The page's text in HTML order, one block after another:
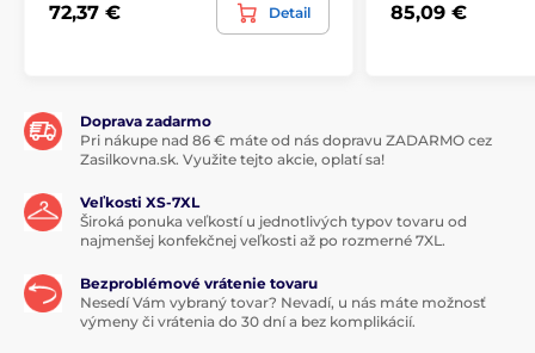
72,37 € Detail 85,09 €
Doprava zadarmo
Pri nákupe nad 86 € máte od nás dopravu ZADARMO cez
Zasilkovna.sk. Využite tejto akcie, oplatí sa!
Veľkosti XS-7XL
Široká ponuka veľkostí u jednotlivých typov tovaru od
najmenšej konfekčnej veľkosti až po rozmerné 7XL.
Bezproblémové vrátenie tovaru
Nesedí Vám vybraný tovar? Nevadí, u nás máte možnosť
výmeny či vrátenia do 30 dní a bez komplikácií.